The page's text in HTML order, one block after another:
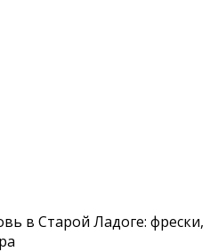
в Старой Ладоге: фрески,